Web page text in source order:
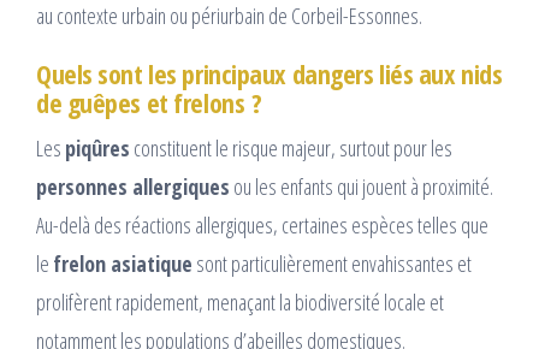
au contexte urbain ou périurbain de Corbeil-Essonnes.
Quels sont les principaux dangers liés aux nids
de guêpes et frelons ?
Les piqûres constituent le risque majeur, surtout pour les
personnes allergiques ou les enfants qui jouent à proximité.
Au-delà des réactions allergiques, certaines espèces telles que
le frelon asiatique sont particulièrement envahissantes et
prolifèrent rapidement, menaçant la biodiversité locale et
notamment les populations d’abeilles domestiques.